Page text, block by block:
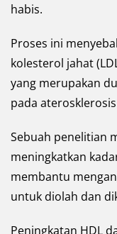
habis.
Proses ini
kolesterol jahat
yang merupakan
pada
Sebuah penelitian
meningkatkan
membantu
untuk diolah dan
Peningkatan HDL